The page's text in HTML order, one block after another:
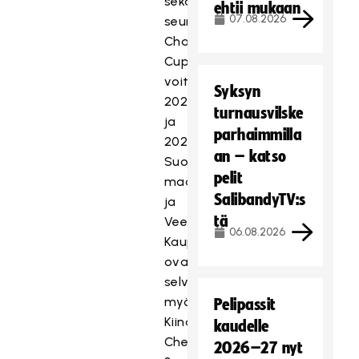
seurajoukkueiden
Champions
Cupin
voitot
2023
ja
2024.
Suomen
maajoukkue
ja
Veera
Kauppi
ovat
selviytyneet
myös
Kiinan
Chengdussa
ehtii mukaan
07.08.2026
Syksyn
turnausvilske
parhaimmilla
an – katso
pelit
SalibandyTV:s
tä
06.08.2026
Pelipassit
kaudelle
2026–27 nyt